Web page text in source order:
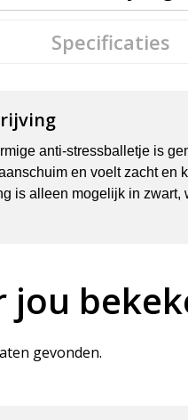
Specificaties
anti-stressballetje is
en voelt zacht en
is alleen mogelijk in zwart,
jou
gevonden.